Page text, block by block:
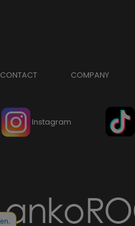
CONTACT COMPANY
Instagram